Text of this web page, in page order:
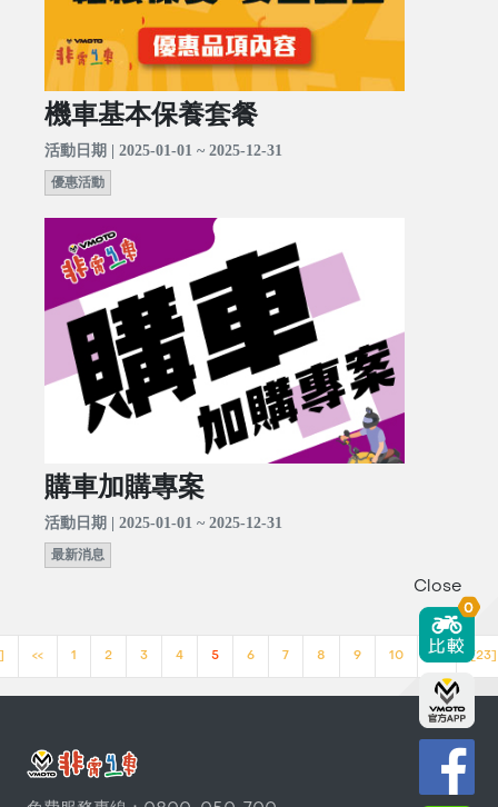
機車基本保養套餐
活動日期 | 2025-01-01 ~ 2025-12-31
優惠活動
購車加購專案
活動日期 | 2025-01-01 ~ 2025-12-31
最新消息
<< 1 2 3 4 5 6 7 8 9 10 >> [23]
Close
0